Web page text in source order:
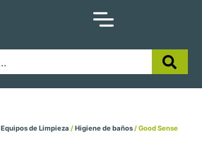
Equipos de Limpieza /Higiene de baños/ Good Sense